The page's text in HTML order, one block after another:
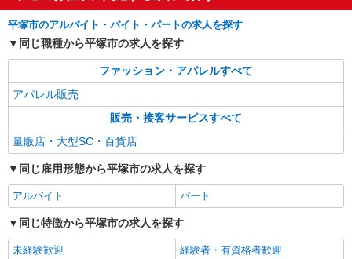
平塚市のアルバイト・バイト・パートの求人を探す
同じ職種から平塚市の求人を探す
ファッション・アパレルすべて
アパレル販売
販売・接客サービスすべて
量販店・大型SC・百貨店
同じ雇用形態から平塚市の求人を探す
アルバイト パート
同じ特徴から平塚市の求人を探す
未経験歓迎
経験者・有資格者歓迎